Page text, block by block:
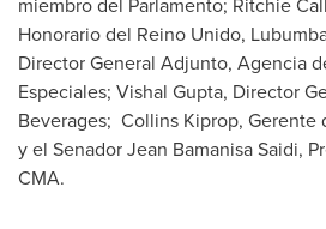
Honorario del Reino Unido,
Director General Adjunto, Agencia
Especiales; Vishal Gupta, Director
Beverages; Collins Kiprop, Gerente
y el Senador Jean Bamanisa Saidi,
CMA.